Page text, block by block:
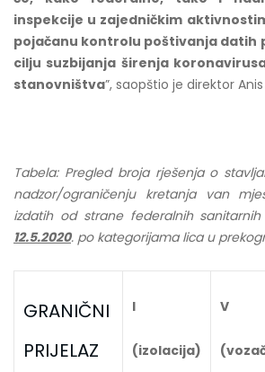
inspekcije u zajedničkim
pojačanu kontrolu poštivanja datih
cilju suzbijanja širenja
stanovništva”, saopštio je direktor
Tabela: Pregled broja rješenja o
nadzor/ograničenju kretanja van
izdatih od strane federalnih
12.5.2020. po kategorijama lica u
GRANIČNI
PRIJELAZ
I
(izolacija)
V